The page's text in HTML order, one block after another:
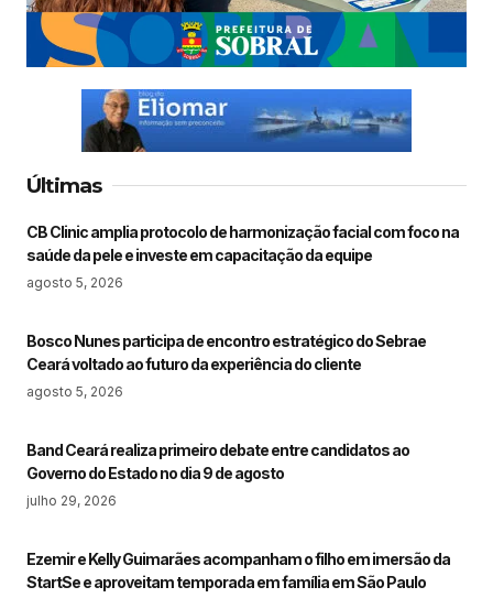
Últimas
CB Clinic amplia protocolo de harmonização facial com foco na
saúde da pele e investe em capacitação da equipe
agosto 5, 2026
Bosco Nunes participa de encontro estratégico do Sebrae
Ceará voltado ao futuro da experiência do cliente
agosto 5, 2026
Band Ceará realiza primeiro debate entre candidatos ao
Governo do Estado no dia 9 de agosto
julho 29, 2026
Ezemir e Kelly Guimarães acompanham o filho em imersão da
StartSe e aproveitam temporada em família em São Paulo